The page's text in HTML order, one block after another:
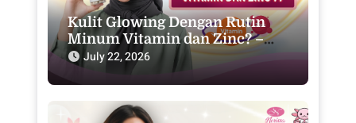
Kulit Glowing Dengan Rutin
Minum Vitamin dan Zinc? –
Purwodadi
July 22, 2026